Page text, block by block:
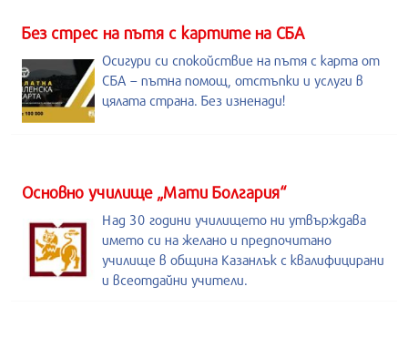
Без стрес на пътя с картите на СБА
Осигури си спокойствие на пътя с карта от
СБА – пътна помощ, отстъпки и услуги в
цялата страна. Без изненади!
Основно училище „Мати Болгария“
Над 30 години училището ни утвърждава
името си на желано и предпочитано
училище в община Казанлък с квалифицирани
и всеотдайни учители.